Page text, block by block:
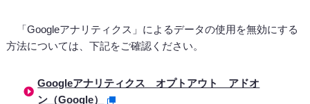
「Googleアナリティクス」によるデータの使用を無効にする
方法については、下記をご確認ください。
Googleアナリティクス オプトアウト アドオ
ン（Google）